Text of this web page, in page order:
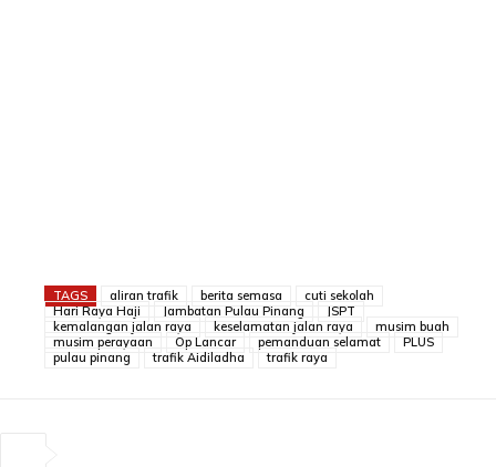
TAGS aliran trafik berita semasa
cuti sekolah
Hari Raya Haji
Jambatan Pulau Pinang
JSPT
kemalangan jalan raya
keselamatan jalan raya
musim buah
musim perayaan
Op Lancar pemanduan selamat
PLUS
pulau pinang
trafik Aidiladha trafik raya